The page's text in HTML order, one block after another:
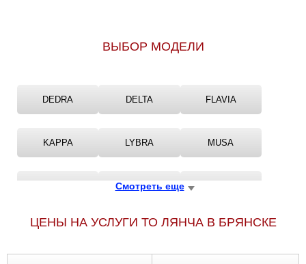
ВЫБОР МОДЕЛИ
DEDRA DELTA FLAVIA
KAPPA LYBRA MUSA
PRISMA
THESIS VOYAGER Y
Смотреть еще
ЦЕНЫ НА УСЛУГИ ТО ЛЯНЧА В БРЯНСКЕ